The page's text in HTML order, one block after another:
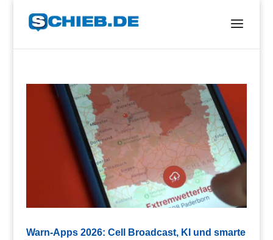
Warn-Apps 2026: Cell Broadcast, KI und smarte